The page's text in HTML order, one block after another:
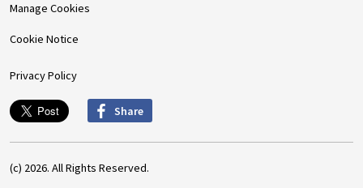
Manage Cookies
Cookie Notice
Privacy Policy
Share
(c) 2026. All Rights Reserved.